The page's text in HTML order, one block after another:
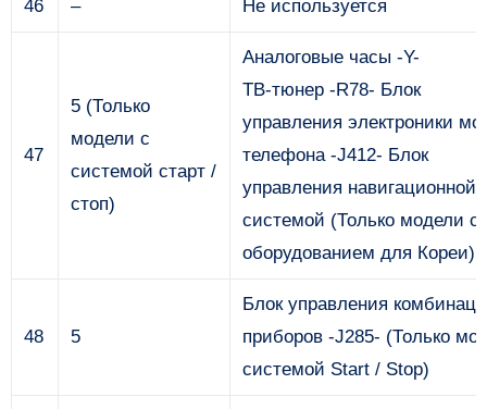
46 – Не используется
47
5 (Только
модели с
системой старт /
стоп)
Аналоговые часы -Y-
ТВ-тюнер -R78- Блок
управления электроники
телефона -J412- Блок
управления навигационной
системой (Только модели с
оборудованием для Кореи)
48 5
Блок управления
приборов -J285- (Только
системой Start / Stop)